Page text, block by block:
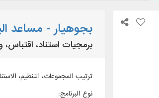
بجوهيار - مساعد
برمجيات استناد، اقتباس،
ترتيب المجموعات، التنظيم،
نوع البرنامج: